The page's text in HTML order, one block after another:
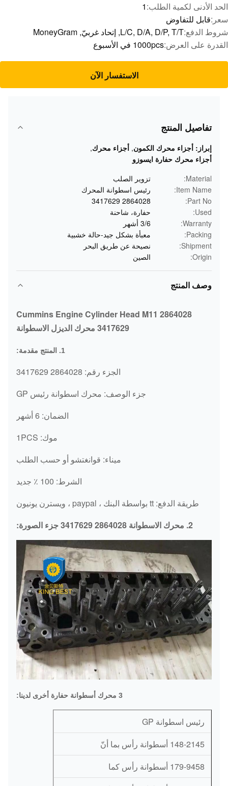
الحد الأدنى لكمية الطلب:1
سعر:قابل للتفاوض
شروط الدفع:L/C, D/A, D/P, T/T, إتحاد غربيّ, MoneyGram
القدرة على العرض:1000pcs في الأسبوع
الاستفسار الآن
تفاصيل المنتج
إبراز: أجزاء محرك الكمون, أجزاء محرك,
أجزاء محرك حفارة ايسوزو
Material:
تزوير الصلب
Item Name:
رئيس اسطوانة المحرك
Part No:
2864028 3417629
Used:
حفارة، شاحنة
Warranty:
3/6 أشهر
Packing:
معبأة بشكل جيد-حالة خشبية
Shipment:
نصيحة عن طريق البحر
Origin:
الصين
وصف المنتج
Cummins Engine Cylinder Head M11 2864028
3417629 محرك الديزل الاسطوانة
1. المنتج مقدمة:
الجزء رقم: 2864028 3417629
جزء الوصف: محرك اسطوانة رئيس GP
الضمان: 6 أشهر
موك: 1PCS
ميناء: قوانغتشو أو حسب الطلب
الشرط: 100 ٪ جديد
طريقة الدفع: tt بواسطة البنك ، paypal ، ويسترن يونيون
2. محرك الاسطوانة 2864028 3417629 جزء الصورة:
3 محرك أسطوانة حفارة أخرى لدينا:
رئيس اسطوانة GP
148-2145 أسطوانة رأس بما أنّ
179-9458 أسطوانة رأس كما